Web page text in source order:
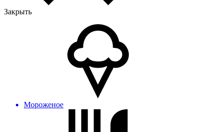
Закрыть
Мороженое